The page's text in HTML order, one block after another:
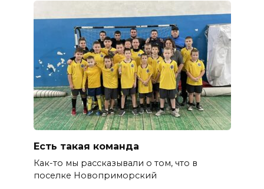
Есть такая команда
Как-то мы рассказывали о том, что в
поселке Новоприморский